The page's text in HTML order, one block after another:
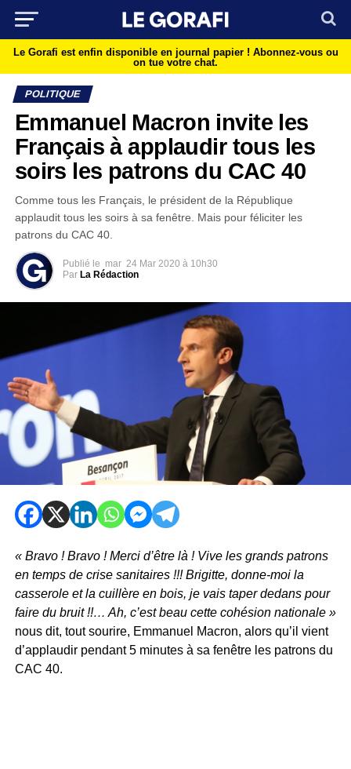
Le Gorafi est enfin disponible en journal papier ! Abonnez-vous ou
on tue votre chat.
POLITIQUE
Emmanuel Macron invite les
Français à applaudir tous les
soirs les patrons du CAC 40
Comme tous les Français, le président de la République
applaudit tous les soirs à sa fenêtre. Mais pour féliciter les
patrons du CAC 40.
Publié le mar 24 Mar 2020 à 10h30
Par La Rédaction
« Bravo ! Bravo ! Merci d’être là ! Vive les grands patrons
en temps de crise sanitaires !!! Brigitte, donne-moi la
casserole et la cuillère en bois, je vais taper dedans pour
faire du bruit !!… Ah, c’est beau cette cohésion nationale »
nous dit, tout sourire, Emmanuel Macron, alors qu’il vient
d’applaudir pendant 5 minutes à sa fenêtre les patrons du
CAC 40.